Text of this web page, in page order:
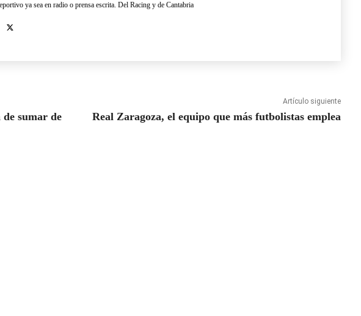
ya sea en radio o prensa escrita. Del Racing y de Cantabria
sumar de
Artículo siguiente
Real Zaragoza, el equipo que más futbolistas emplea